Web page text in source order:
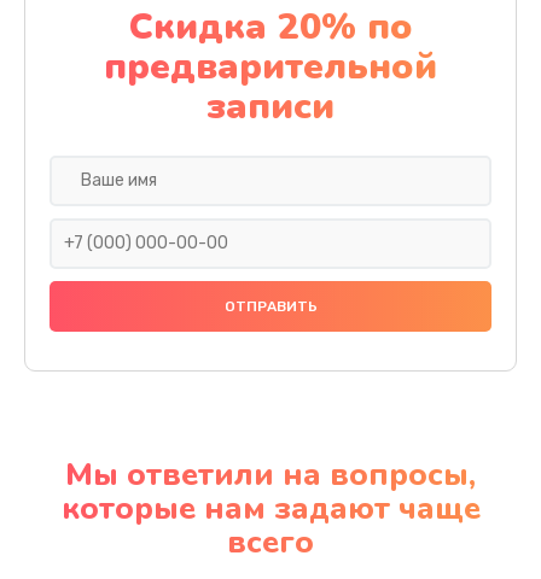
Скидка 20% по
предварительной
записи
Мы ответили на вопросы,
которые нам задают чаще
всего